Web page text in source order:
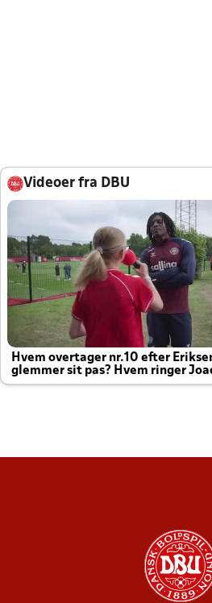
Videoer fra DBU
Hvem overtager nr.10 efter
glemmer sit pas? Hvem ringer
altid til efter kampe?